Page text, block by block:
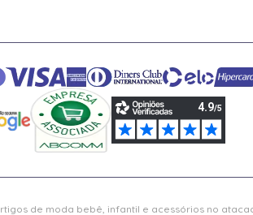
de moda bebê, infantil e acessórios no